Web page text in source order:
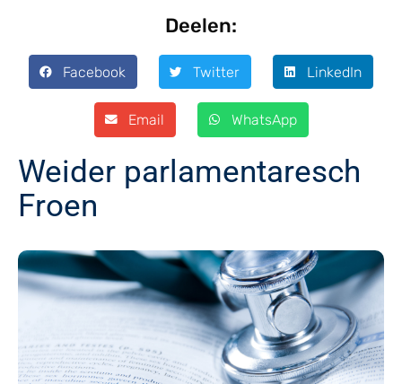
Deelen:
Facebook Twitter LinkedIn
Email WhatsApp
Weider parlamentaresch
Froen